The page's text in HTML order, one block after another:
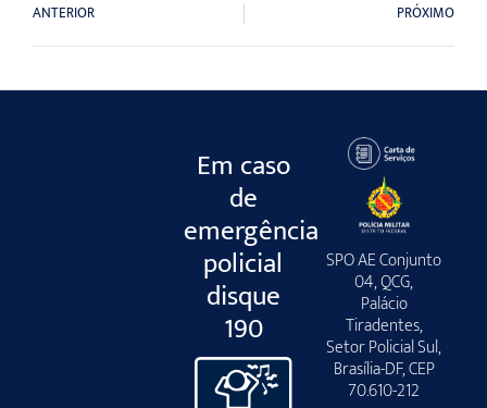
ANTERIOR PRÓXIMO
Em caso
de
emergência
policial
disque
190
SPO AE Conjunto
04, QCG,
Palácio
Tiradentes,
Setor Policial Sul,
Brasília-DF, CEP
70.610-212